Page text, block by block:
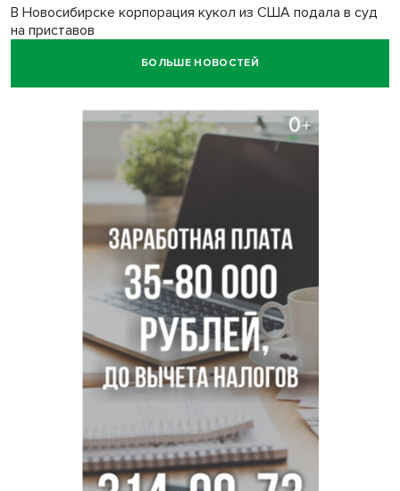
В Новосибирске корпорация кукол из США подала в суд
на приставов
БОЛЬШЕ НОВОСТЕЙ